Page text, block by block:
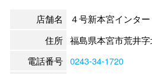
店舗名
４号新本宮インター
住所 福島県本宮市荒井字
電話番号 0243-34-1720